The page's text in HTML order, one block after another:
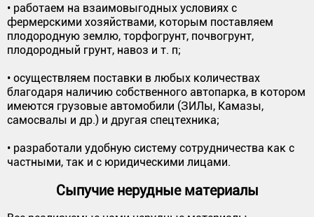
• работаем на взаимовыгодных условиях с
фермерскими хозяйствами, которым поставляем
плодородную землю, торфогрунт, почвогрунт,
плодородный грунт, навоз и т. п;
• осуществляем поставки в любых количествах
благодаря наличию собственного автопарка, в котором
имеются грузовые автомобили (ЗИЛы, Камазы,
самосвалы и др.) и другая спецтехника;
• разработали удобную систему сотрудничества как с
частными, так и с юридическими лицами.
Сыпучие нерудные материалы